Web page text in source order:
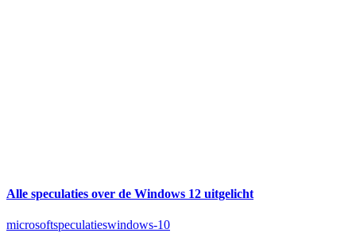
Alle speculaties over de Windows 12 uitgelicht
microsoftspeculatieswindows-10